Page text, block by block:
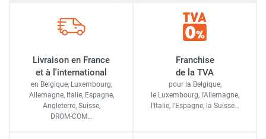
Livraison en France
et à l'international
en Belgique, Luxembourg,
Allemagne, Italie, Espagne,
Angleterre, Suisse,
DROM-COM…
Franchise
de la TVA
pour la Belgique,
le Luxembourg, l'Allemagne,
l'Italie, l'Espagne, la Suisse…